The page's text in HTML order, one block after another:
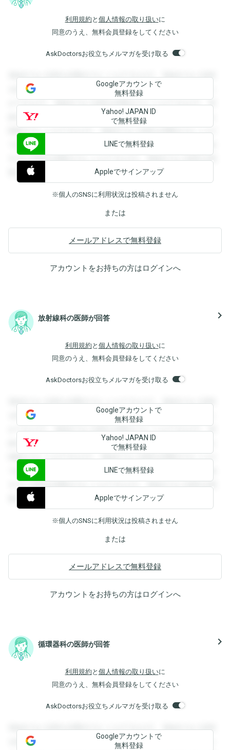
利用規約 と 個人情報の取り扱いに
同意のうえ、無料会員登録をしてください
AskDoctorsお役立ちメルマガを受け取る
登録すると回答を閲覧することができます。登録すると回答
を閲覧することができます。登録すると回答を閲覧すること
ができます。登録すると回答を閲覧することができます。登
録すると回答を閲覧することができます。登録すると回答を
閲覧することができます。登録すると回答を閲覧することが
できます。登録すると回答を閲覧することができます。登録
すると回答を閲覧することができます。登録すると回答を閲
覧することができます。
Googleアカウントで
無料登録
Yahoo! JAPAN ID
で無料登録
LINEで無料登録
Appleでサインアップ
※個人のSNSに利用状況は投稿されません
または
メールアドレスで無料登録
アカウントをお持ちの方はログインへ
放射線科の医師が回答 navigate_next
利用規約 と 個人情報の取り扱いに
同意のうえ、無料会員登録をしてください
AskDoctorsお役立ちメルマガを受け取る
登録すると回答を閲覧することができます。登録すると回答
を閲覧することができます。登録すると回答を閲覧すること
ができます。登録すると回答を閲覧することができます。登
録すると回答を閲覧することができます。登録すると回答を
閲覧することができます。登録すると回答を閲覧することが
できます。登録すると回答を閲覧することができます。登録
すると回答を閲覧することができます。登録すると回答を閲
覧することができます。
Googleアカウントで
無料登録
Yahoo! JAPAN ID
で無料登録
LINEで無料登録
Appleでサインアップ
※個人のSNSに利用状況は投稿されません
または
メールアドレスで無料登録
アカウントをお持ちの方はログインへ
循環器科の医師が回答 navigate_next
利用規約 と 個人情報の取り扱いに
同意のうえ、無料会員登録をしてください
AskDoctorsお役立ちメルマガを受け取る
登録すると回答を閲覧することができます。登録すると回答
を閲覧することができます。登録すると回答を閲覧すること
Googleアカウントで
無料登録